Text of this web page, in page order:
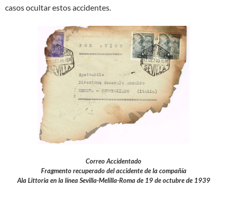
casos ocultar estos accidentes.
Correo Accidentado
Fragmento recuperado del accidente de la compañía
Ala Littoria en la línea Sevilla-Melilla-Roma de 19 de octubre de 1939